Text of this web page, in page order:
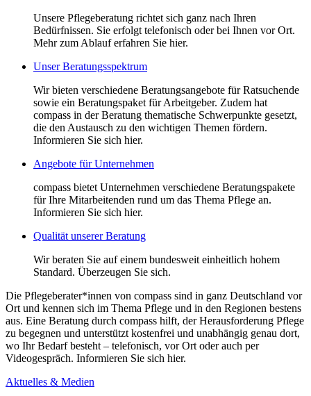
Unsere Pflegeberatung richtet sich ganz nach Ihren
Bedürfnissen. Sie erfolgt telefonisch oder bei Ihnen vor Ort.
Mehr zum Ablauf erfahren Sie hier.
Unser Beratungsspektrum
Wir bieten verschiedene Beratungsangebote für Ratsuchende
sowie ein Beratungspaket für Arbeitgeber. Zudem hat
compass in der Beratung thematische Schwerpunkte gesetzt,
die den Austausch zu den wichtigen Themen fördern.
Informieren Sie sich hier.
Angebote für Unternehmen
compass bietet Unternehmen verschiedene Beratungspakete
für Ihre Mitarbeitenden rund um das Thema Pflege an.
Informieren Sie sich hier.
Qualität unserer Beratung
Wir beraten Sie auf einem bundesweit einheitlich hohem
Standard. Überzeugen Sie sich.
Die Pflegeberater*innen von compass sind in ganz Deutschland vor
Ort und kennen sich im Thema Pflege und in den Regionen bestens
aus. Eine Beratung durch compass hilft, der Herausforderung Pflege
zu begegnen und unterstützt kostenfrei und unabhängig genau dort,
wo Ihr Bedarf besteht – telefonisch, vor Ort oder auch per
Videogespräch. Informieren Sie sich hier.
Aktuelles & Medien